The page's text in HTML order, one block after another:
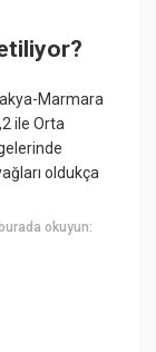
Marmara
ile Orta
oldukça
okuyun: